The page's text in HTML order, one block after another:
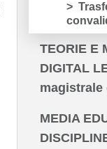
TEORIE E
DIGITAL
MEDIA